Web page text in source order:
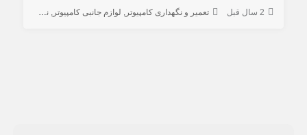
2 سال قبل تعمیر و نگهداری کامپیوتر لوازم جانبی کامپیوتر نرم افزار کامپیوتر